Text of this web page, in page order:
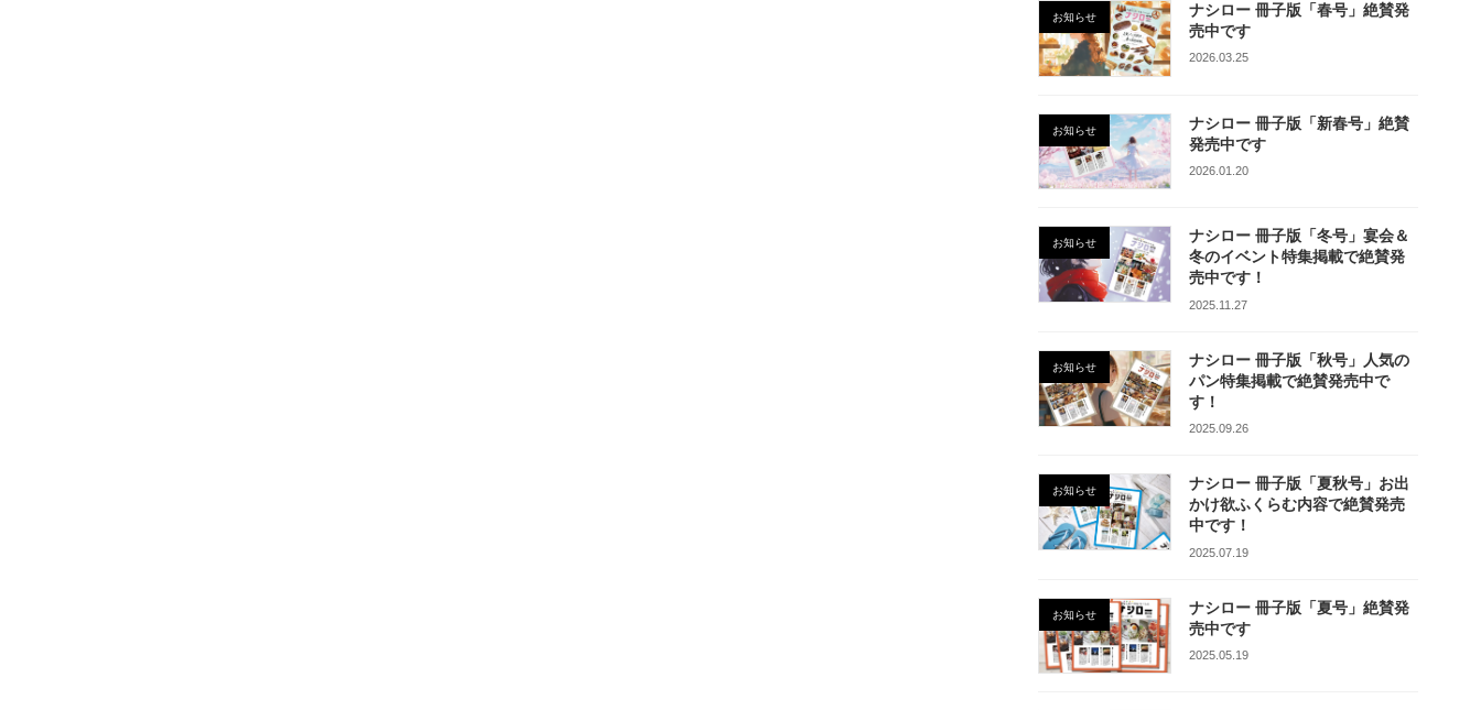
お知らせ
ナシロー 冊子版「春号」絶賛発
売中です
2026.03.25
お知らせ
ナシロー 冊子版「新春号」絶賛
発売中です
2026.01.20
お知らせ
ナシロー 冊子版「冬号」宴会＆
冬のイベント特集掲載で絶賛発
売中です！
2025.11.27
お知らせ
ナシロー 冊子版「秋号」人気の
パン特集掲載で絶賛発売中で
す！
2025.09.26
お知らせ
ナシロー 冊子版「夏秋号」お出
かけ欲ふくらむ内容で絶賛発売
中です！
2025.07.19
お知らせ
ナシロー 冊子版「夏号」絶賛発
売中です
2025.05.19